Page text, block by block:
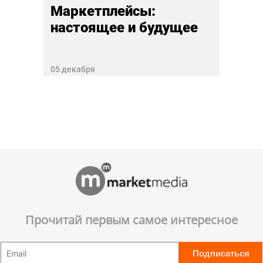
Маркетплейсы:
настоящее и будущее
05 декабря
Прочитай первым самое интересное
Подписаться